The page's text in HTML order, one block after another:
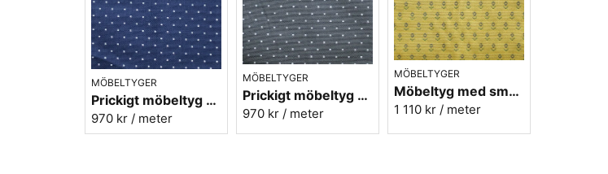
MÖBELTYGER
Prickigt möbeltyg blå-vit Micro nr.54
970 kr / meter
MÖBELTYGER
Prickigt möbeltyg - grå Micro nr.90
970 kr / meter
MÖBELTYGER
Möbeltyg med små blommor - Sippa gul nr.15 Berghem
1 110 kr / meter